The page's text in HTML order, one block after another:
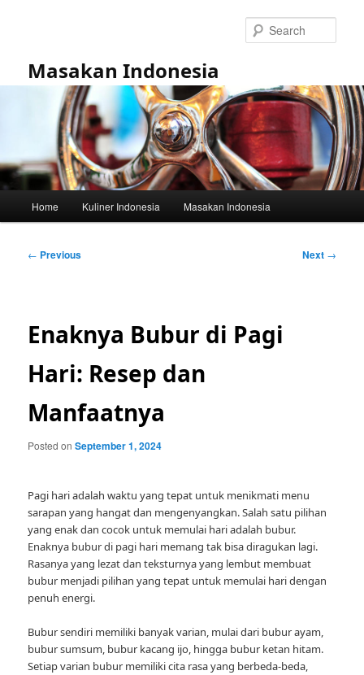
Masakan Indonesia
Home Kuliner Indonesia Masakan Indonesia
Post
← Previous Next →
Enaknya Bubur di Pagi
Hari: Resep dan
Manfaatnya
Posted onSeptember 1, 2024
Pagi hari adalah waktu yang tepat untuk menikmati menu
sarapan yang hangat dan mengenyangkan. Salah satu pilihan
yang enak dan cocok untuk memulai hari adalah bubur.
Enaknya bubur di pagi hari memang tak bisa diragukan lagi.
Rasanya yang lezat dan teksturnya yang lembut membuat
bubur menjadi pilihan yang tepat untuk memulai hari dengan
penuh energi.
Bubur sendiri memiliki banyak varian, mulai dari bubur ayam,
bubur sumsum, bubur kacang ijo, hingga bubur ketan hitam.
Setiap varian bubur memiliki cita rasa yang berbeda-beda,